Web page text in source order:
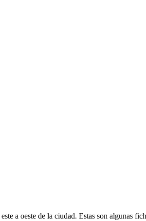
a oeste de la ciudad. Estas son algunas